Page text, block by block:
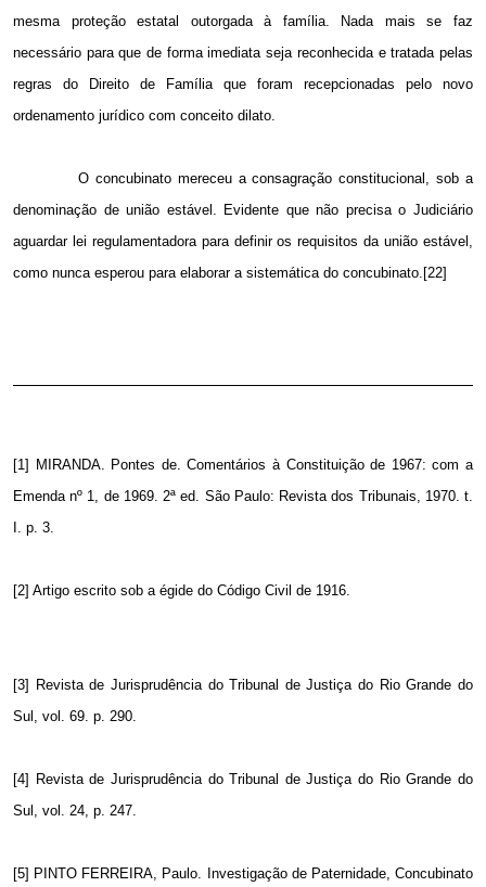
mesma proteção estatal outorgada à família. Nada mais se faz
necessário para que de forma imediata seja reconhecida e tratada pelas
regras do Direito de Família que foram recepcionadas pelo novo
ordenamento jurídico com conceito dilato.
O concubinato mereceu a consagração constitucional, sob a
denominação de união estável. Evidente que não precisa o Judiciário
aguardar lei regulamentadora para definir os requisitos da união estável,
como nunca esperou para elaborar a sistemática do concubinato.[22]
[1] MIRANDA. Pontes de. Comentários à Constituição de 1967: com a
Emenda nº 1, de 1969. 2ª ed. São Paulo: Revista dos Tribunais, 1970. t.
I. p. 3.
[2] Artigo escrito sob a égide do Código Civil de 1916.
[3] Revista de Jurisprudência do Tribunal de Justiça do Rio Grande do
Sul, vol. 69. p. 290.
[4] Revista de Jurisprudência do Tribunal de Justiça do Rio Grande do
Sul, vol. 24, p. 247.
[5] PINTO FERREIRA, Paulo. Investigação de Paternidade, Concubinato